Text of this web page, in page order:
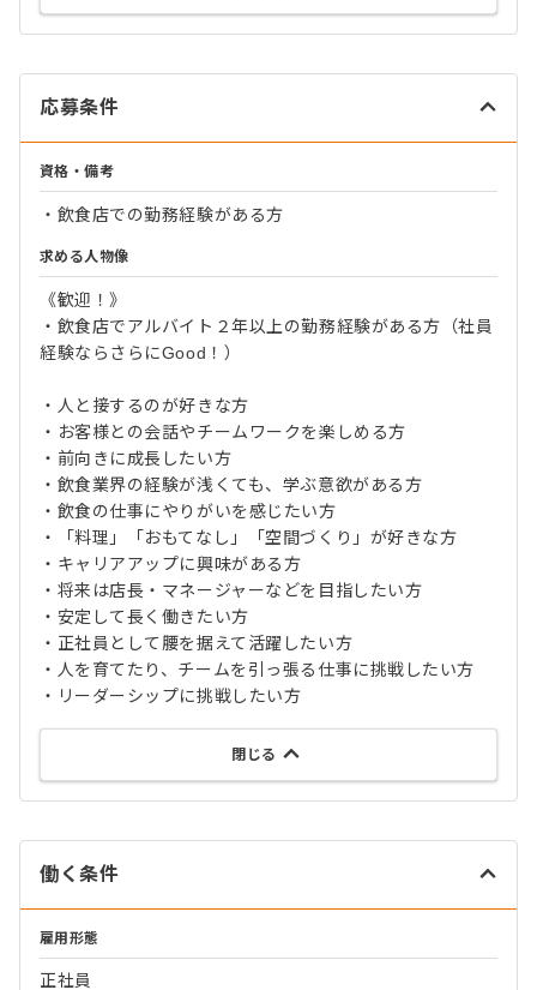
応募条件
資格・備考
・飲食店での勤務経験がある方
求める人物像
《歓迎！》
・飲食店でアルバイト２年以上の勤務経験がある方（社員
経験ならさらにGood！）
・人と接するのが好きな方
・お客様との会話やチームワークを楽しめる方
・前向きに成長したい方
・飲食業界の経験が浅くても、学ぶ意欲がある方
・飲食の仕事にやりがいを感じたい方
・「料理」「おもてなし」「空間づくり」が好きな方
・キャリアアップに興味がある方
・将来は店長・マネージャーなどを目指したい方
・安定して長く働きたい方
・正社員として腰を据えて活躍したい方
・人を育てたり、チームを引っ張る仕事に挑戦したい方
・リーダーシップに挑戦したい方
閉じる
働く条件
雇用形態
正社員